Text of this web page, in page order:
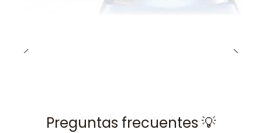
Preguntas frecuentes 💡